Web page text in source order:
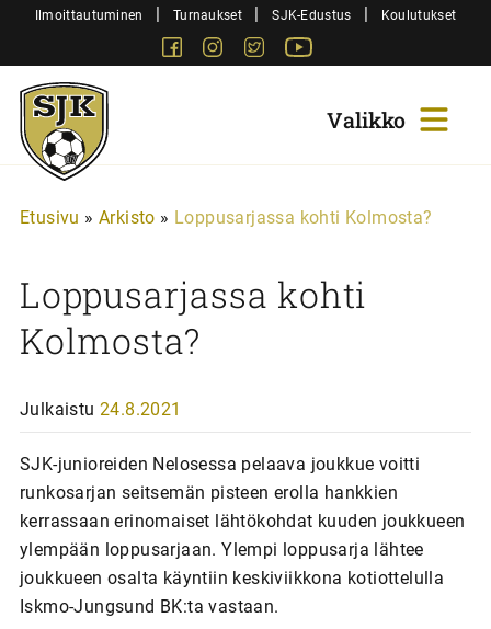
SiirryIlmoittautuminen | Turnaukset | SJK-Edustus | Koulutukset
FacebookInstagram
Twitter
Sjk-
Juniorit
Etusivu » Arkisto » Loppusarjassa kohti Kolmosta?
Loppusarjassa kohti
Kolmosta?
Julkaistu 24.8.2021
SJK-junioreiden Nelosessa pelaava joukkue voitti
runkosarjan seitsemän pisteen erolla hankkien
kerrassaan erinomaiset lähtökohdat kuuden joukkueen
ylempään loppusarjaan. Ylempi loppusarja lähtee
joukkueen osalta käyntiin keskiviikkona kotiottelulla
Iskmo-Jungsund BK:ta vastaan.